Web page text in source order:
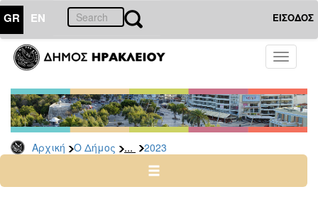
GR EN ΕΙΣΟΔΟΣ
Toggle
Αρχική Ο Δήμος ... 2023
ΔΗΜΟΣ
Δελτία
Τύπου
Αρχείο
2026
2024